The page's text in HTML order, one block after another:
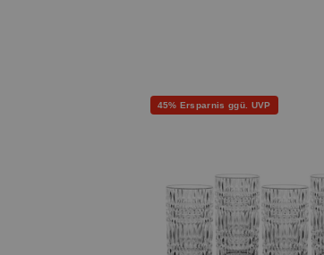
Rabatt
45% Ersparnis ggü. UVP